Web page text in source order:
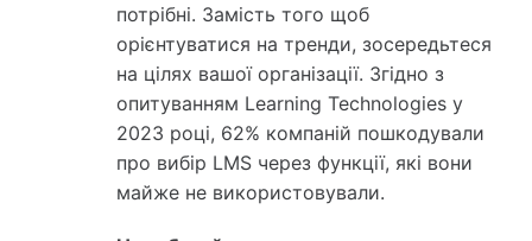
потрібні. Замість того щоб
орієнтуватися на тренди, зосередьтеся
на цілях вашої організації. Згідно з
опитуванням Learning Technologies у
2023 році, 62% компаній пошкодували
про вибір LMS через функції, які вони
майже не використовували.